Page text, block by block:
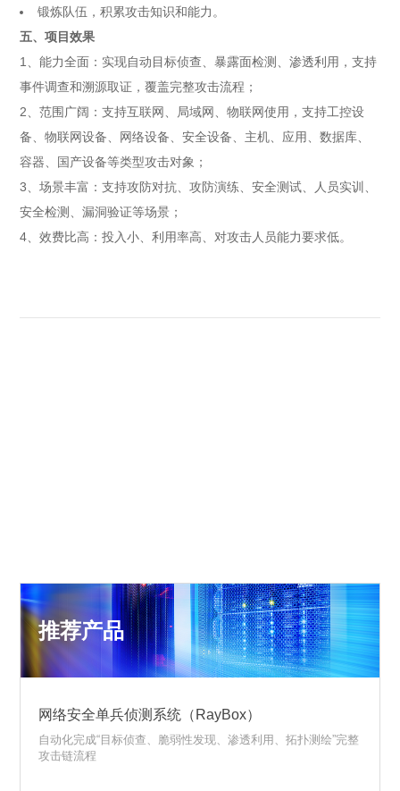
锻炼队伍，积累攻击知识和能力。
五、项目效果
1、能力全面：实现自动目标侦查、暴露面检测、渗透利用，支持
事件调查和溯源取证，覆盖完整攻击流程；
2、范围广阔：支持互联网、局域网、物联网使用，支持工控设
备、物联网设备、网络设备、安全设备、主机、应用、数据库、
容器、国产设备等类型攻击对象；
3、场景丰富：支持攻防对抗、攻防演练、安全测试、人员实训、
安全检测、漏洞验证等场景；
4、效费比高：投入小、利用率高、对攻击人员能力要求低。
推荐产品
网络安全单兵侦测系统（RayBox）
自动化完成“目标侦查、脆弱性发现、渗透利用、拓扑测绘”完整
攻击链流程